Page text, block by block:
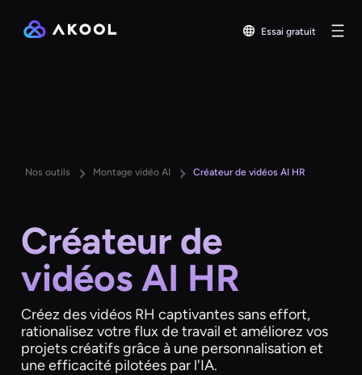
Essai gratuit
Nos outils Montage vidéo AI Créateur de vidéos AI HR
Créateur de
vidéos AI HR
Créez des vidéos RH captivantes sans effort,
rationalisez votre flux de travail et améliorez vos
projets créatifs grâce à une personnalisation et
une efficacité pilotées par l'IA.